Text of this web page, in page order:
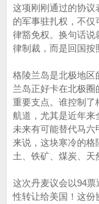
这项刚刚通过的协议
的军事驻扎权，不
律豁免权。换句话说
律制裁，而是回国按
格陵兰岛是北极地区
兰岛正好卡在北极
重要支点。谁控制了
航道，尤其是近年来
未来有可能替代马六
来说，这块寒冷的格
土、铁矿、煤炭、天
这次丹麦议会以94
性转让给美国！这份